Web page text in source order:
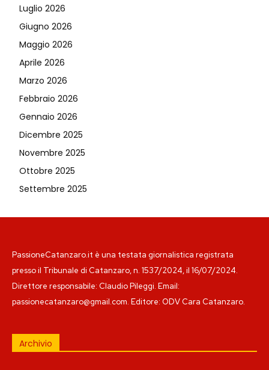
Luglio 2026
Giugno 2026
Maggio 2026
Aprile 2026
Marzo 2026
Febbraio 2026
Gennaio 2026
Dicembre 2025
Novembre 2025
Ottobre 2025
Settembre 2025
PassioneCatanzaro.it è una testata giornalistica registrata
presso il Tribunale di Catanzaro, n. 1537/2024, il 16/07/2024.
Direttore responsabile: Claudio Pileggi. Email:
passionecatanzaro@gmail.com. Editore: ODV Cara Catanzaro.
Archivio